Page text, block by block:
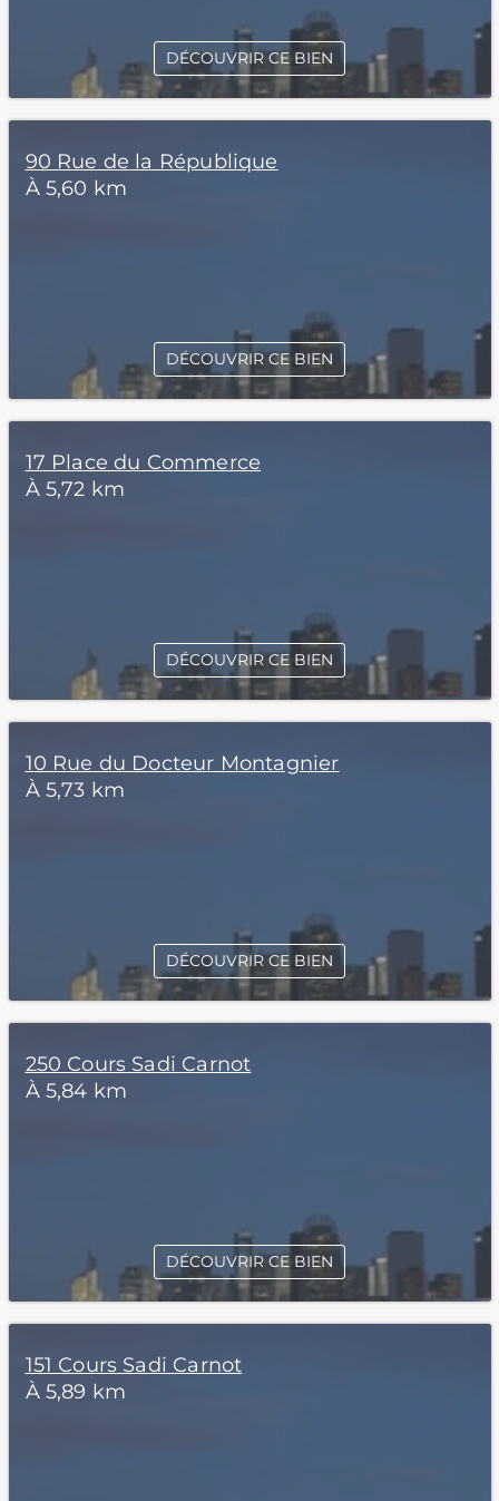
DÉCOUVRIR CE BIEN
90 Rue de la République
À 5,60 km
DÉCOUVRIR CE BIEN
17 Place du Commerce
À 5,72 km
DÉCOUVRIR CE BIEN
10 Rue du Docteur Montagnier
À 5,73 km
DÉCOUVRIR CE BIEN
250 Cours Sadi Carnot
À 5,84 km
DÉCOUVRIR CE BIEN
151 Cours Sadi Carnot
À 5,89 km